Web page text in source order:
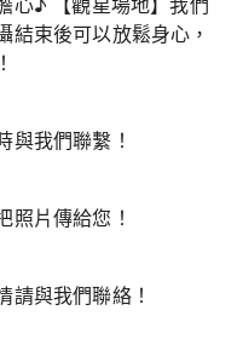
結束後可以放鬆身心，
與我們聯繫！
照片傳給您！
請與我們聯絡！